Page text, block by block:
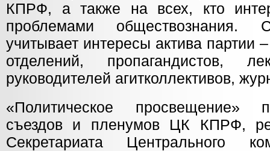
КПРФ, а также на всех, кто
проблемами обществознания.
учитывает интересы актива партии
отделений, пропагандистов,
руководителей агитколлективов,
«Политическое просвещение»
съездов и пленумов ЦК КПРФ,
Секретариата Центрального